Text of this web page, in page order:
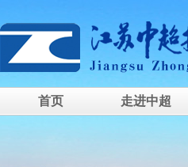
首页 走进中超